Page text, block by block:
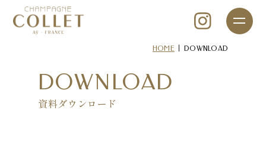
HOME |DOWNLOAD
DOWNLOAD
資料ダウンロード